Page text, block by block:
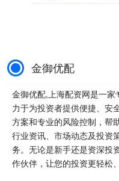
金御优配
金御优配,上海配资网是一
力于为投资者提供便捷、安
方案和专业的风险控制，帮
行业资讯、市场动态及投资
务。无论是新手还是资深投
作伙伴，让您的投资更轻松